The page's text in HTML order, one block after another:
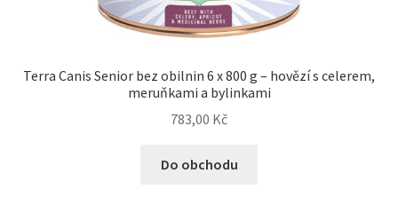
Terra Canis Senior bez obilnin 6 x 800 g – hovězí s celerem,
meruňkami a bylinkami
783,00 Kč
Do obchodu